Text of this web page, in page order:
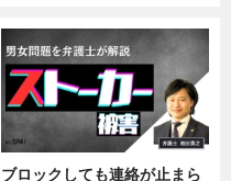
ブロックしても連絡が止まら